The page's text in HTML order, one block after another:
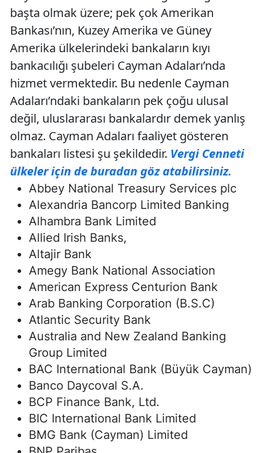
başta olmak üzere; pek çok Amerikan
Bankası’nın, Kuzey Amerika ve Güney
Amerika ülkelerindeki bankaların kıyı
bankacılığı şubeleri Cayman Adaları’nda
hizmet vermektedir. Bu nedenle Cayman
Adaları’ndaki bankaların pek çoğu ulusal
değil, uluslararası bankalardır demek yanlış
olmaz. Cayman Adaları faaliyet gösteren
bankaları listesi şu şekildedir. Vergi Cenneti
ülkeler için de buradan göz atabilirsiniz.
Abbey National Treasury Services plc
Alexandria Bancorp Limited Banking
Alhambra Bank Limited
Allied Irish Banks,
Altajir Bank
Amegy Bank National Association
American Express Centurion Bank
Arab Banking Corporation (B.S.C)
Atlantic Security Bank
Australia and New Zealand Banking
Group Limited
BAC International Bank (Büyük Cayman)
Banco Daycoval S.A.
BCP Finance Bank, Ltd.
BIC International Bank Limited
BMG Bank (Cayman) Limited